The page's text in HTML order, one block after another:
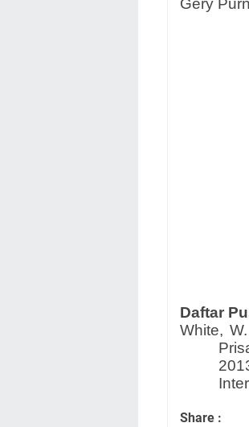
Gery
Daftar
White,
Share :